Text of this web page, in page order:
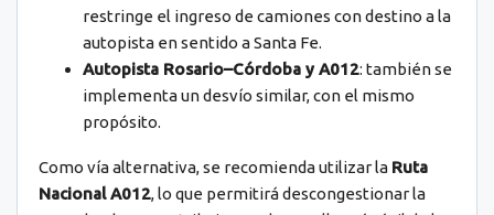
restringe el ingreso de camiones con destino a la
autopista en sentido a Santa Fe.
Autopista Rosario–Córdoba y A012: también se
implementa un desvío similar, con el mismo
propósito.
Como vía alternativa, se recomienda utilizar la Ruta
Nacional A012, lo que permitirá descongestionar la